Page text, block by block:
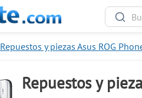
Repuestos y piezas Asus ROG
Repuestos y